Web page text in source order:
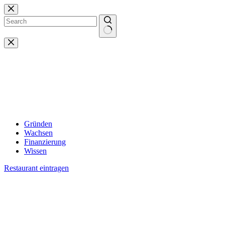
Zum
Inhalt
springen
Keine
Ergebnisse
Gründen
Wachsen
Finanzierung
Wissen
Restaurant eintragen